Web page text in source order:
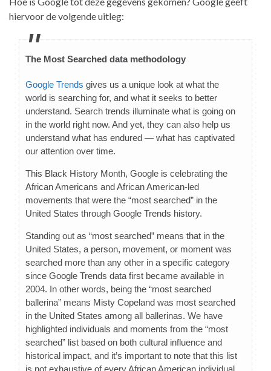
hiervoor de volgende uitleg:
The Most Searched data methodology
Google Trends gives us a unique look at what the
world is searching for, and what it seeks to better
understand. Search trends illuminate what is going on
in the world right now. And yet, they can also help us
understand what has endured — what has captivated
our attention over time.
This Black History Month, Google is celebrating the
African Americans and African American-led
movements that were the “most searched” in the
United States through Google Trends history.
Standing out as “most searched” means that in the
United States, a person, movement, or moment was
searched more than any other in a specific category
since Google Trends data first became available in
2004. In other words, being the “most searched
ballerina” means Misty Copeland was most searched
in the United States among all ballerinas. We have
highlighted individuals and moments from the “most
searched” list based on both cultural influence and
historical impact, and it’s important to note that this list
is not exhaustive of every African American individual